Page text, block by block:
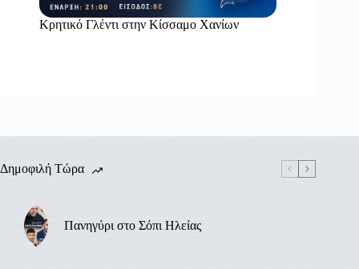
Κρητικό Γλέντι στην Κίσσαμο Χανίων
Δημοφιλή Τώρα
Πανηγύρι στο Σόπι Ηλείας